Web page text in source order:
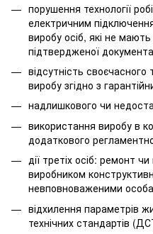
порушення технології
електричним
виробу осіб, які не мають
підтвердженої
відсутність своєчасного
виробу згідно з
надлишкового чи
використання виробу в
додаткового
дії третіх осіб: ремонт
виробником
невповноваженими
відхилення параметрів
технічних стандартів